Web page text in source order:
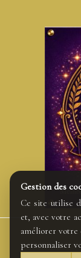
Gestion des
Ce site utilise
et, avec votre
améliorer votre
personnaliser